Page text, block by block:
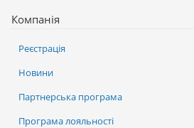
Компанія
Реєстрація
Новини
Партнерська програма
Програма лояльності